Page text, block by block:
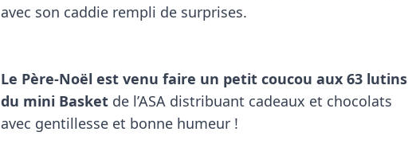
avec son caddie rempli de surprises.
Le Père-Noël est venu faire un petit coucou aux 63 lutins
du mini Basket de l’ASA distribuant cadeaux et chocolats
avec gentillesse et bonne humeur !